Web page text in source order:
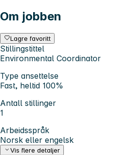
Om jobben
Lagre favoritt
Stillingstittel
Environmental Coordinator
Type ansettelse
Fast, heltid 100%
Antall stillinger
1
Arbeidsspråk
Norsk eller engelsk
Vis flere detaljer